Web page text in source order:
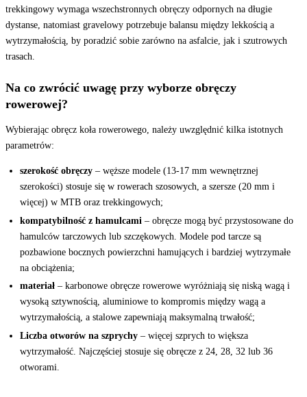
trekkingowy wymaga wszechstronnych obręczy odpornych na długie
dystanse, natomiast gravelowy potrzebuje balansu między lekkością a
wytrzymałością, by poradzić sobie zarówno na asfalcie, jak i szutrowych
trasach.
Na co zwrócić uwagę przy wyborze obręczy
rowerowej?
Wybierając obręcz koła rowerowego, należy uwzględnić kilka istotnych
parametrów:
szerokość obręczy – węższe modele (13-17 mm wewnętrznej
szerokości) stosuje się w rowerach szosowych, a szersze (20 mm i
więcej) w MTB oraz trekkingowych;
kompatybilność z hamulcami – obręcze mogą być przystosowane do
hamulców tarczowych lub szczękowych. Modele pod tarcze są
pozbawione bocznych powierzchni hamujących i bardziej wytrzymałe
na obciążenia;
materiał – karbonowe obręcze rowerowe wyróżniają się niską wagą i
wysoką sztywnością, aluminiowe to kompromis między wagą a
wytrzymałością, a stalowe zapewniają maksymalną trwałość;
Liczba otworów na szprychy – więcej szprych to większa
wytrzymałość. Najczęściej stosuje się obręcze z 24, 28, 32 lub 36
otworami.